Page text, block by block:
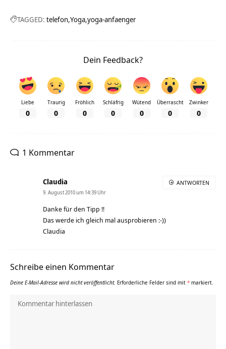
TAGGED: telefon Yoga yoga-anfaenger
Dein Feedback?
Liebe
0
Traurig
0
Fröhlich
0
Schläfrig
0
Wütend
0
Überrascht
0
Zwinker
0
1 Kommentar
Claudia
9. August 2010 um 14:39 Uhr
Danke für den Tipp !!
Das werde ich gleich mal ausprobieren :-))
Claudia
ANTWORTEN
Schreibe einen Kommentar
Deine E-Mail-Adresse wird nicht veröffentlicht. Erforderliche Felder sind mit * markiert.